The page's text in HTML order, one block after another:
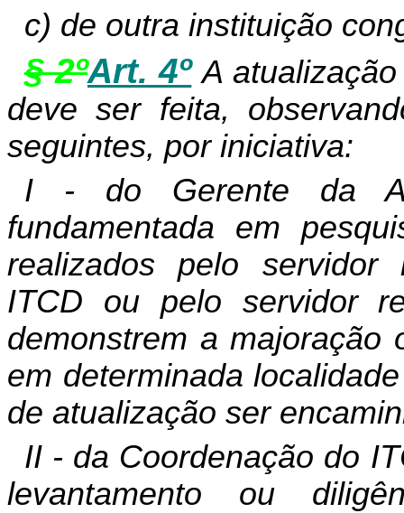
c) de outra instituição
§ 2ºArt. 4º A
deve ser feita,
seguintes, por iniciativa:
I - do Gerente da
fundamentada em
realizados pelo servidor
ITCD ou pelo servidor
demonstrem a majoração
em determinada
de atualização ser
II - da Coordenação do
levantamento ou